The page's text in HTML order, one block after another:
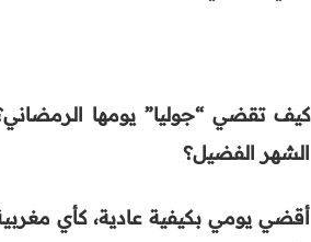
كيف تقضي “جوليا” يومها
الشهر الفضيل؟
أقضي يومي بكيفية عادية، كأي